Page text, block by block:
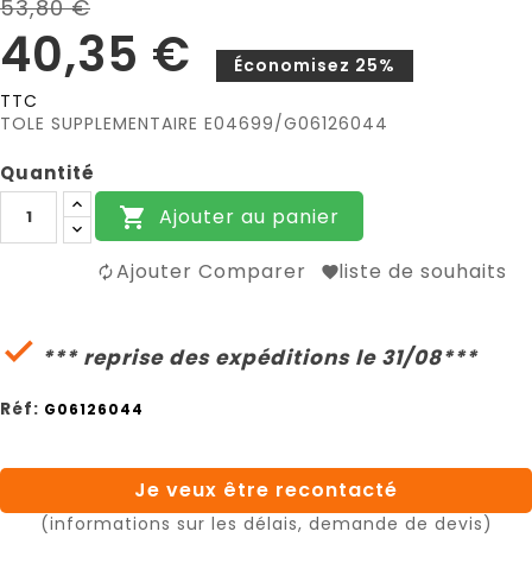
53,80 €
40,35 €
Économisez 25%
TTC
TOLE SUPPLEMENTAIRE E04699/G06126044
Quantité
 Ajouter au panier
Ajouter Comparer liste de souhaits
 *** reprise des expéditions le 31/08***
Réf: G06126044
Je veux être recontacté
(informations sur les délais, demande de devis)